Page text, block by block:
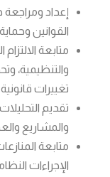
إعداد ومراجعة
القوانين
متابعة
والتنظيمية،
تغييرات قانونية.
تقديم
والمشاريع
متابعة
الإجراءات